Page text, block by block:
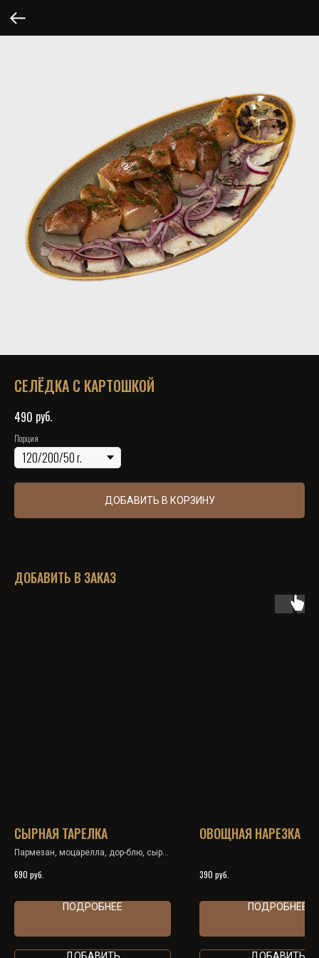
СЕЛЁДКА С КАРТОШКОЙ
490 руб.
Порция
ДОБАВИТЬ В КОРЗИНУ
ДОБАВИТЬ В ЗАКАЗ
СЫРНАЯ ТАРЕЛКА
Пармезан, моцарелла, дор-блю, сыр
690 руб.
ПОДРОБНЕЕ
ДОБАВИТЬ
ОВОЩНАЯ НАРЕЗКА
390 руб.
ПОДРОБНЕЕ
ДОБАВИТЬ